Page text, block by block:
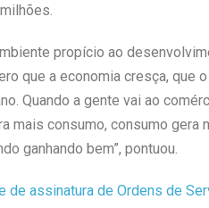
propício ao
que a economia cresça, que
Quando a gente vai ao
mais consumo, consumo gera
ganhando bem”, pontuou.